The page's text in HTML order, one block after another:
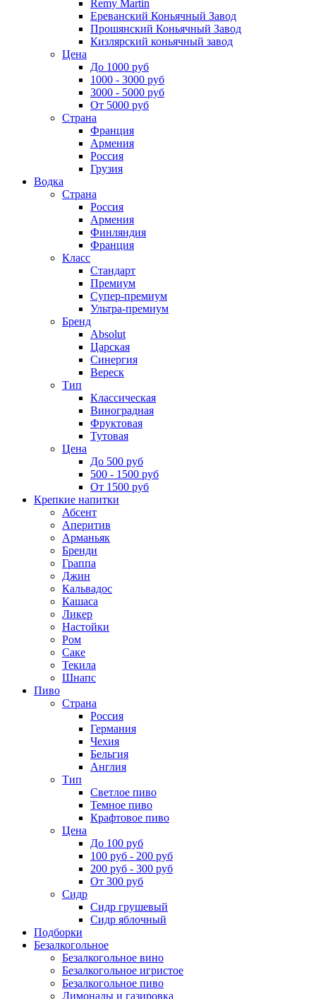
Remy Martin
Ереванский Коньячный Завод
Прошянский Коньячный Завод
Кизлярский коньячный завод
Цена
До 1000 руб
1000 - 3000 руб
3000 - 5000 руб
От 5000 руб
Страна
Франция
Армения
Россия
Грузия
Водка
Страна
Россия
Армения
Финляндия
Франция
Класс
Стандарт
Премиум
Супер-премиум
Ультра-премиум
Бренд
Absolut
Царская
Синергия
Вереск
Тип
Классическая
Виноградная
Фруктовая
Тутовая
Цена
До 500 руб
500 - 1500 руб
От 1500 руб
Крепкие напитки
Абсент
Аперитив
Арманьяк
Бренди
Граппа
Джин
Кальвадос
Кашаса
Ликер
Настойки
Ром
Саке
Текила
Шнапс
Пиво
Страна
Россия
Германия
Чехия
Бельгия
Англия
Тип
Светлое пиво
Темное пиво
Крафтовое пиво
Цена
До 100 руб
100 руб - 200 руб
200 руб - 300 руб
От 300 руб
Сидр
Сидр грушевый
Сидр яблочный
Подборки
Безалкогольное
Безалкогольное вино
Безалкогольное игристое
Безалкогольное пиво
Лимонады и газировка